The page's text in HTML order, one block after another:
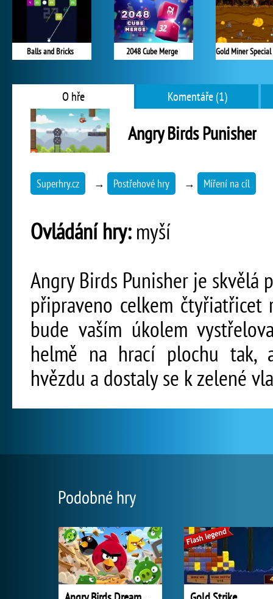
Balls and Bricks 2048 Cube Merge
O hře Komentáře (1)
Angry Birds Punisher
Superhry.cz → Postřehové hry → Míření na cíl
Ovládání hry:myší
Angry Birds Punisher je skvělá
připraveno celkem čtyřiatřicet
bude vaším úkolem
helmě na hrací plochu tak,
hvězdu a dostaly se k zelené
Podobné hry